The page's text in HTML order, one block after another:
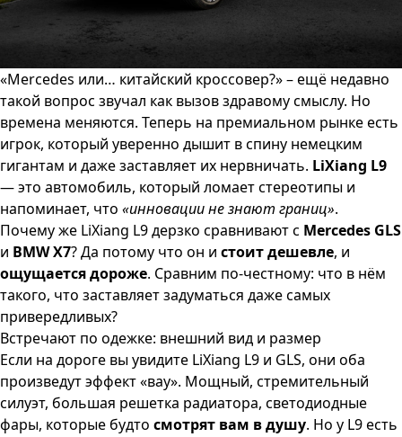
«Mercedes или… китайский кроссовер?» – ещё недавно
такой вопрос звучал как вызов здравому смыслу. Но
времена меняются. Теперь на премиальном рынке есть
игрок, который уверенно дышит в спину немецким
гигантам и даже заставляет их нервничать. LiXiang L9
— это автомобиль, который ломает стереотипы и
напоминает, что «инновации не знают границ».
Почему же LiXiang L9 дерзко сравнивают с Mercedes GLS
и BMW X7? Да потому что он и стоит дешевле, и
ощущается дороже. Сравним по-честному: что в нём
такого, что заставляет задуматься даже самых
привередливых?
Встречают по одежке: внешний вид и размер
Если на дороге вы увидите LiXiang L9 и GLS, они оба
произведут эффект «вау». Мощный, стремительный
силуэт, большая решетка радиатора, светодиодные
фары, которые будто смотрят вам в душу. Но у L9 есть